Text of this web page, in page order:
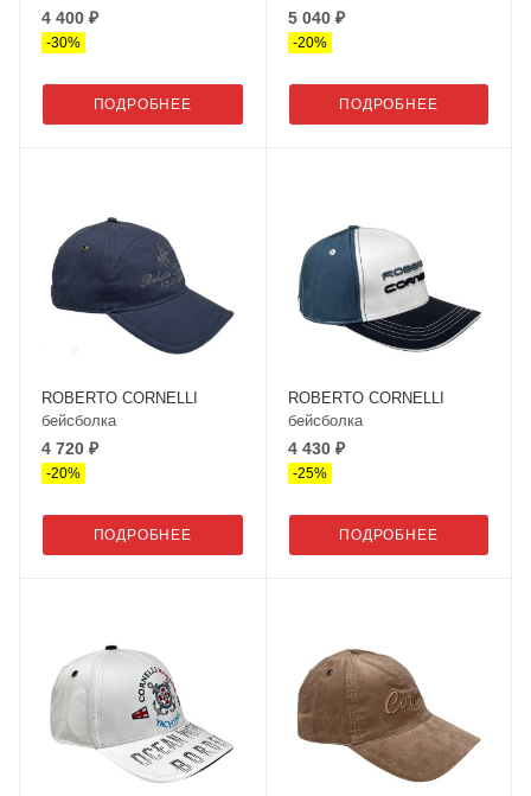
4 400 ₽
-30%
ПОДРОБНЕЕ
5 040 ₽
-20%
ПОДРОБНЕЕ
ROBERTO CORNELLI
бейсболка
4 720 ₽
-20%
ПОДРОБНЕЕ
ROBERTO CORNELLI
бейсболка
4 430 ₽
-25%
ПОДРОБНЕЕ